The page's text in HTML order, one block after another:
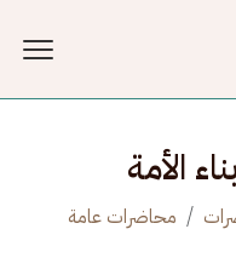
الأمة
محاضرات عامة